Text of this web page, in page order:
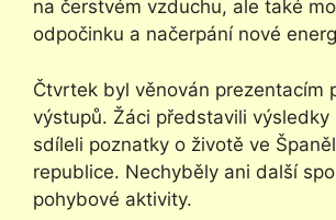
na čerstvém vzduchu, ale také
odpočinku a načerpání nové
Čtvrtek byl věnován prezentacím
výstupů. Žáci představili výsledky
sdíleli poznatky o životě ve
republice. Nechyběly ani další
pohybové aktivity.